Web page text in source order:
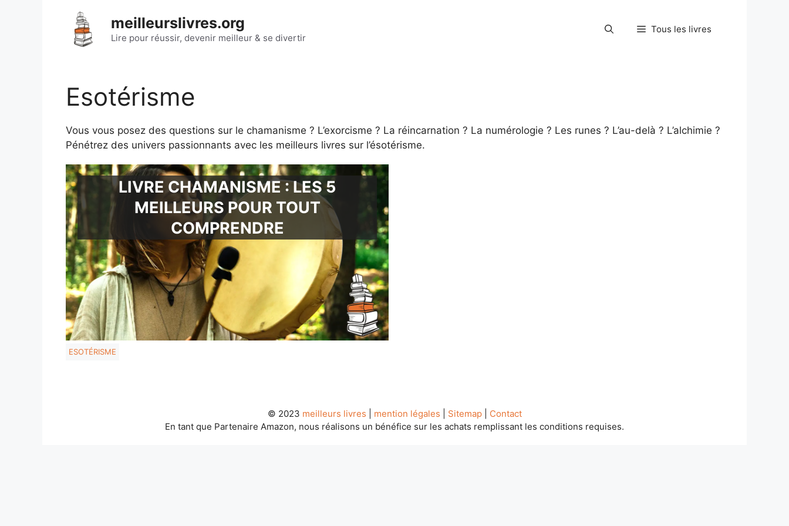
meilleurslivres.org
Lire pour réussir, devenir meilleur & se divertir
Tous les livres
Esotérisme
Vous vous posez des questions sur le chamanisme ? L’exorcisme ? La réincarnation ? La numérologie ? Les runes ? L’au-delà ? L’alchimie ?
Pénétrez des univers passionnants avec les meilleurs livres sur l’ésotérisme.
LIVRE CHAMANISME : LES 5
MEILLEURS POUR TOUT
COMPRENDRE
ESOTÉRISME
© 2023 meilleurs livres mention légales Sitemap| Contact
En tant que Partenaire Amazon, nous réalisons un bénéfice sur les achats remplissant les conditions requises.